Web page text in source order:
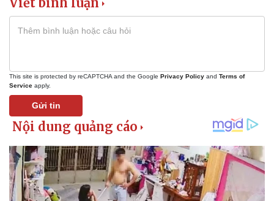
This site is protected by reCAPTCHA and the Google Privacy Policy and Terms of
Service apply.
Gửi tin